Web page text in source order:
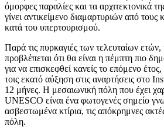
όμορφες παραλίες και τα αρχιτεκτονικά
γίνει αντικείμενο διαμαρτυριών από τους
κατά του υπερτουρισμού.
Παρά τις πυρκαγιές των τελευταίων ετών,
προβλέπεται ότι θα είναι η πέμπτη πιο
για να επισκεφθεί κανείς το επόμενο
τοις εκατό αύξηση στις αναρτήσεις στο
12 μήνες. Η μεσαιωνική πόλη που έχει
UNESCO είναι ένα φωτογενές σημείο
ασβεστωμένα κτίρια, τις απόκρημνες
πόλη.